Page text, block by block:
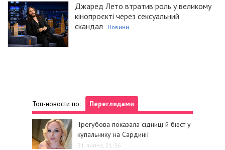
Джаред Лето втратив роль у великому
кінопроєкті через сексуальний
скандал
Новини
Топ-новости по: Переглядами
Трегубова показала сідниці й бюст у
купальнику на Сардинії
31 липня, 21:36